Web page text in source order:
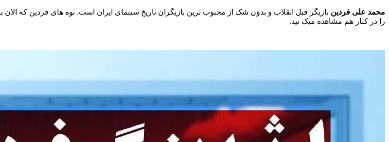
محمد علی فردین
را در کنار هم مشاهده میک نید.